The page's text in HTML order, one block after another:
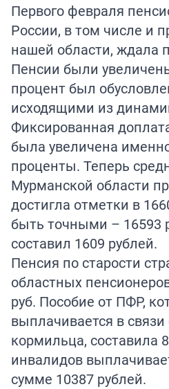
Первого февраля
России, в том числе и
нашей области, ждала
Пенсии были
процент был
исходящими из
Фиксированная
была увеличена
проценты. Теперь
Мурманской области
достигла отметки в
быть точными – 16593
составил 1609 рублей.
Пенсия по старости
областных
руб. Пособие от ПФР,
выплачивается в связи
кормильца, составила
инвалидов
сумме 10387 рублей.